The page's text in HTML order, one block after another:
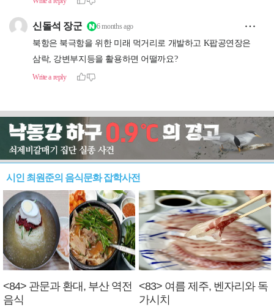
시인 최원준의 음식문화 잡학사전
<84> 관문과 환대, 부산 역전
음식
<83> 여름 제주, 벤자리와 독
가시치